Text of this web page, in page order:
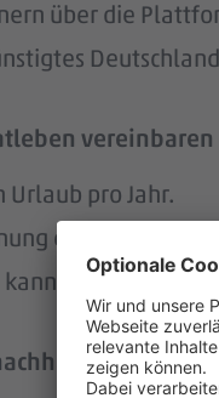
über die
Urlaub pro Jahr.
erfolgt in der
du dich an
und